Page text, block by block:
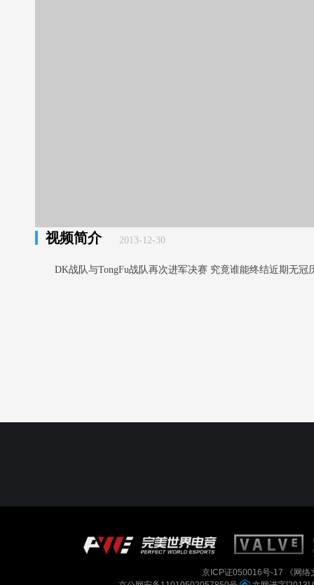
视频简介 2013-12-30
DK战队与TongFu战队再次进军决赛 究竟谁能终结近期无冠
京ICP证050016号-17
《网